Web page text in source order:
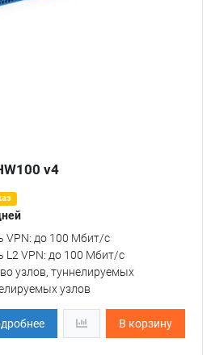
v4
VPN: до 100 Мбит/с
L2 VPN: до 100 Мбит/с
узлов, туннелируемых
узлов
В корзину